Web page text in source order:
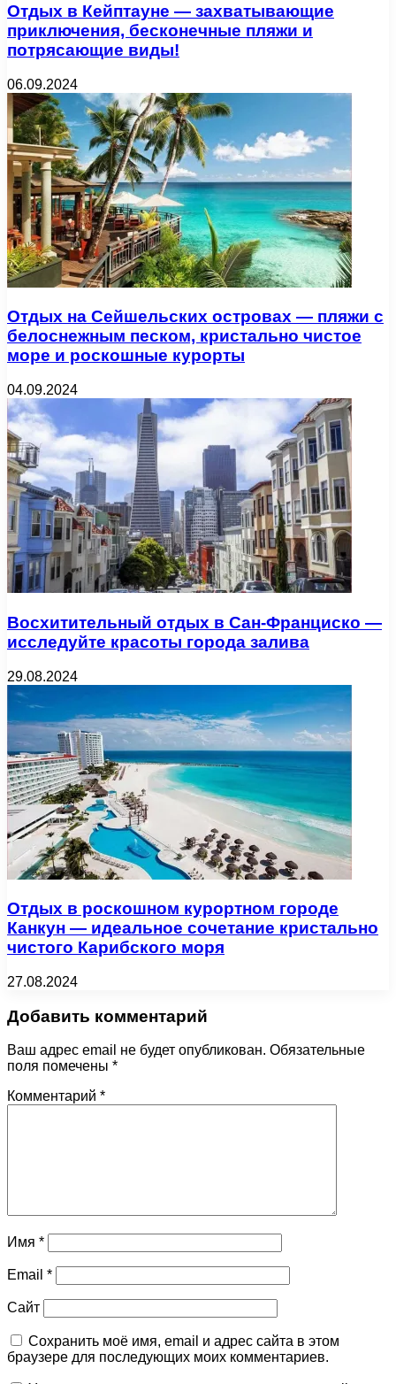
Отдых в Кейптауне — захватывающие
приключения, бесконечные пляжи и
потрясающие виды!
06.09.2024
Отдых на Сейшельских островах — пляжи с
белоснежным песком, кристально чистое
море и роскошные курорты
04.09.2024
Восхитительный отдых в Сан-Франциско —
исследуйте красоты города залива
29.08.2024
Отдых в роскошном курортном городе
Канкун — идеальное сочетание кристально
чистого Карибского моря
27.08.2024
Добавить комментарий
Ваш адрес email не будет опубликован. Обязательные
поля помечены *
Комментарий *
Имя *
Email *
Сайт
Сохранить моё имя, email и адрес сайта в этом
браузере для последующих моих комментариев.